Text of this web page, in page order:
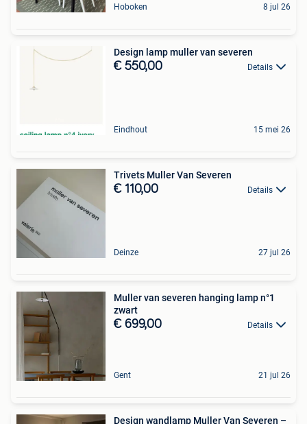
Hoboken 8 jul 26
Design lamp muller van severen
€ 550,00 Details
Eindhout 15 mei 26
Trivets Muller Van Severen
€ 110,00 Details
Deinze 27 jul 26
Muller van severen hanging lamp n°1
zwart
€ 699,00 Details
Gent 21 jul 26
Design wandlamp Muller Van Severen –